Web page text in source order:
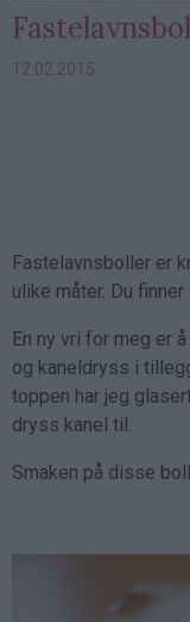
12.02.2015
Fastelavnsboller er
ulike måter. Du
En ny vri for meg er
og kaneldryss i
toppen har jeg
dryss kanel til.
Smaken på disse